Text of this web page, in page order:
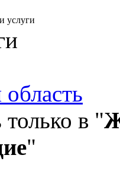
услуги
только в "
"